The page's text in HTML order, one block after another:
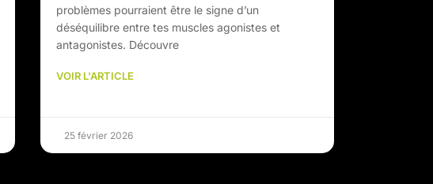
problèmes pourraient être le signe d’un
déséquilibre entre tes muscles agonistes et
antagonistes. Découvre
VOIR L'ARTICLE
25 février 2026